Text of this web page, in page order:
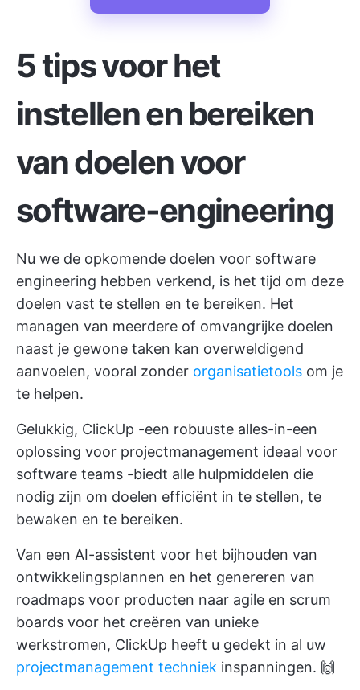
5 tips voor het
instellen en bereiken
van doelen voor
software-engineering
Nu we de opkomende doelen voor software
engineering hebben verkend, is het tijd om deze
doelen vast te stellen en te bereiken. Het
managen van meerdere of omvangrijke doelen
naast je gewone taken kan overweldigend
aanvoelen, vooral zonder organisatietools om je
te helpen.
Gelukkig, ClickUp -een robuuste alles-in-een
oplossing voor projectmanagement ideaal voor
software teams -biedt alle hulpmiddelen die
nodig zijn om doelen efficiënt in te stellen, te
bewaken en te bereiken.
Van een AI-assistent voor het bijhouden van
ontwikkelingsplannen en het genereren van
roadmaps voor producten naar agile en scrum
boards voor het creëren van unieke
werkstromen, ClickUp heeft u gedekt in al uw
projectmanagement techniek inspanningen. 🙌